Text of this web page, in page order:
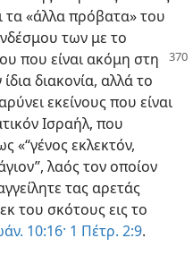
τα «άλλα πρόβατα» του
των με το
που είναι ακόμη στη
διακονία, αλλά το
εκείνους που είναι
Ισραήλ, που
«“γένος εκλεκτόν,
λαός τον οποίον
τας αρετάς
του σκότους εις το
10:16· 1 Πέτρ. 2:9.